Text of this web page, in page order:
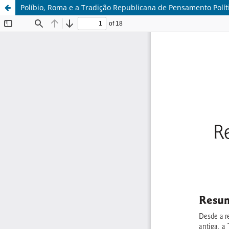
Políbio, Roma e a Tradição Republicana de Pensamento